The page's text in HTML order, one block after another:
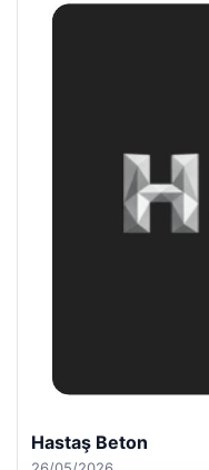
Prenses Night Club